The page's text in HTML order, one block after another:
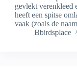
gevlekt verenkleed
heeft een spitse
vaak (zoals de
Bbirdsplace